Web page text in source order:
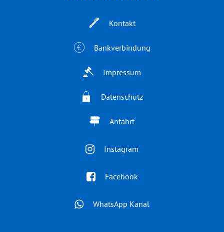
Kontakt
Bankverbindung
Impressum
Datenschutz
Anfahrt
Instagram
Facebook
WhatsApp Kanal